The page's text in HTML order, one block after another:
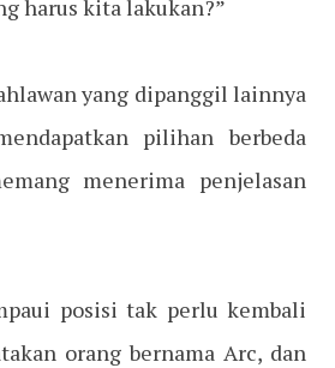
harus kita lakukan?”
yang dipanggil lainnya
pilihan berbeda
menerima penjelasan
posisi tak perlu kembali
orang bernama Arc, dan